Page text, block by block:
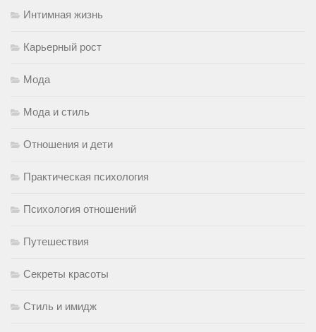
Интимная жизнь
Карьерный рост
Мода
Мода и стиль
Отношения и дети
Практическая психология
Психология отношений
Путешествия
Секреты красоты
Стиль и имидж